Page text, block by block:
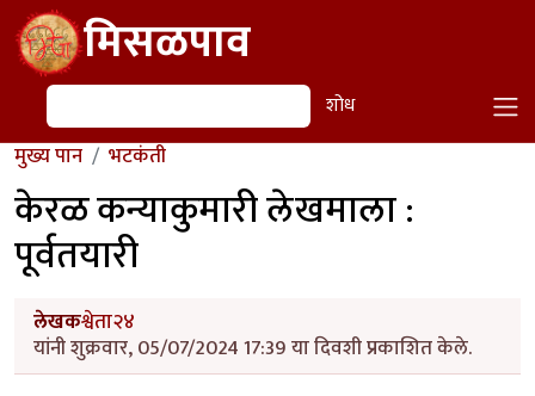
Skip to main contentमिसळपाव
शोध शोध
मुख्य पान भटकंती
केरळ कन्याकुमारी लेखमाला :
पूर्वतयारी
लेखकश्वेता२४
यांनी शुक्रवार, 05/07/2024 17:39 या दिवशी प्रकाशित केले.